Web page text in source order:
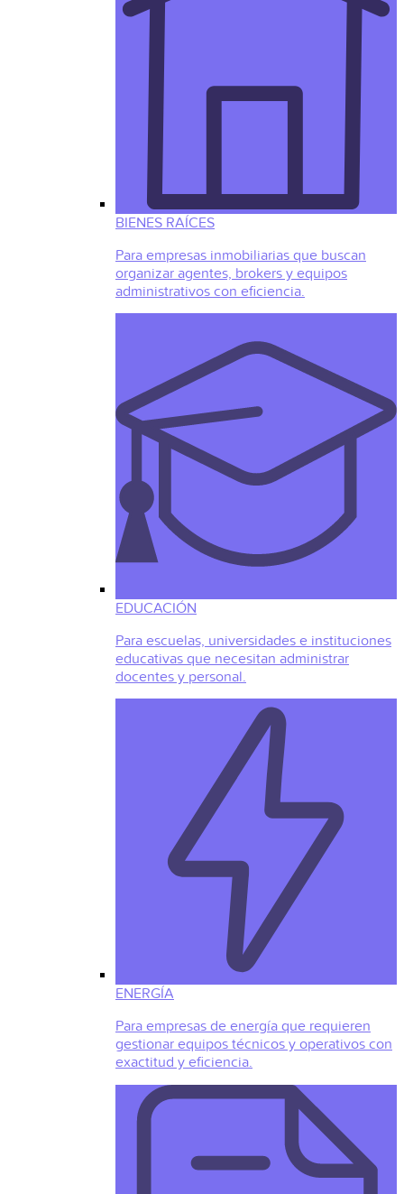
BIENES RAÍCES
Para empresas inmobiliarias que buscan
organizar agentes, brokers y equipos
administrativos con eficiencia.
EDUCACIÓN
Para escuelas, universidades e instituciones
educativas que necesitan administrar
docentes y personal.
ENERGÍA
Para empresas de energía que requieren
gestionar equipos técnicos y operativos con
exactitud y eficiencia.